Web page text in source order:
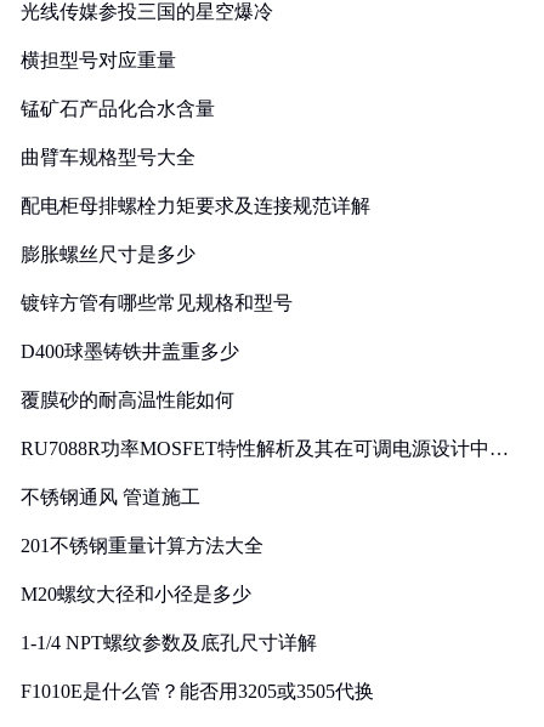
光线传媒参投三国的星空爆冷
横担型号对应重量
锰矿石产品化合水含量
曲臂车规格型号大全
配电柜母排螺栓力矩要求及连接规范详解
膨胀螺丝尺寸是多少
镀锌方管有哪些常见规格和型号
D400球墨铸铁井盖重多少
覆膜砂的耐高温性能如何
RU7088R功率MOSFET特性解析及其在可调电源设计中的
不锈钢通风 管道施工
201不锈钢重量计算方法大全
M20螺纹大径和小径是多少
1-1/4 NPT螺纹参数及底孔尺寸详解
F1010E是什么管？能否用3205或3505代换